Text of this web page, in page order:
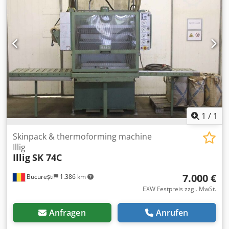
Schleicher PDPF Steuerungsdirektor. Schnelles Spannen
von Reduzierrahmen und Werkzeugen. maximale Breite
700 mm maximale Platte 1000x700 maximale Blattdicke 10
mm Wir kümmern uns um die Demontage und Verladung
auf Ihren zur Abholung bereitgestellten LKW. Cedpotv
1 / 1
București 1.386 km
Skinpack & thermoforming machine
Illig
IlligSK 74C
7.000 €
EXW Festpreis zzgl. MwSt.
Anfragen Anrufen